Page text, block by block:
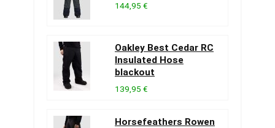
144,95 €
Oakley Best Cedar RC
Insulated Hose
blackout
139,95 €
Horsefeathers Rowen